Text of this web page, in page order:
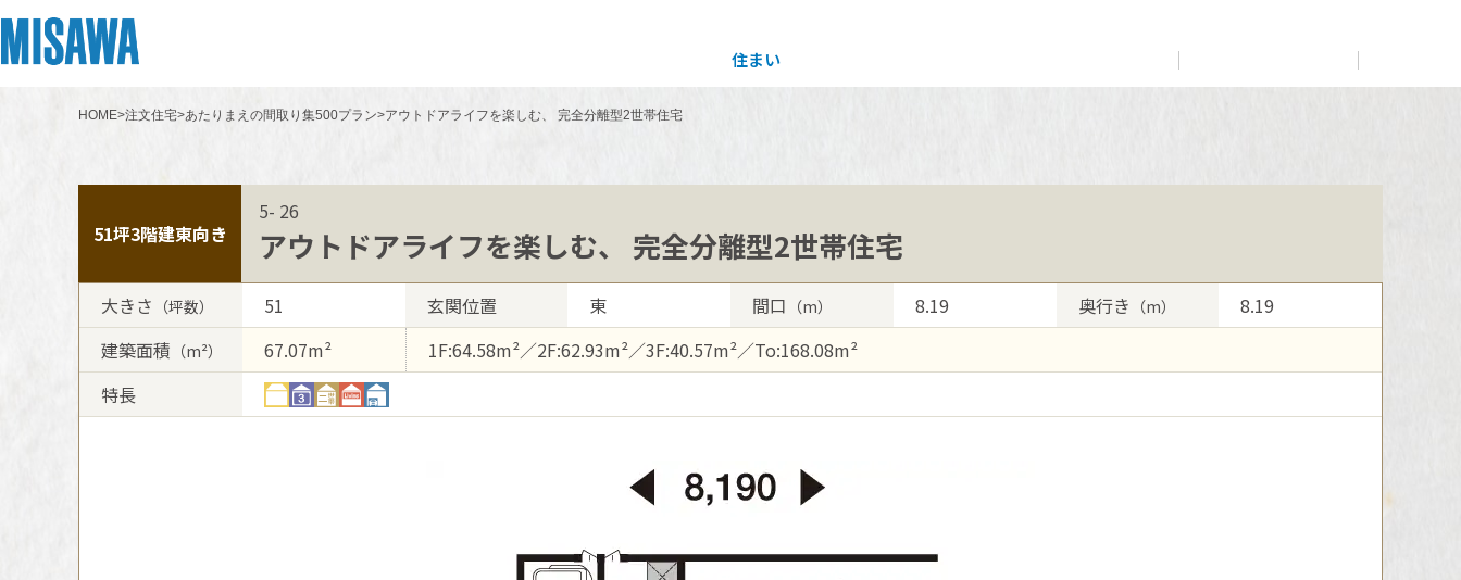
住まい
[注文住宅]
商品ラインアップ
デザイン
テクノロジー（住まいの性能）
建築事例・建築実例
分譲住宅（建売・土地）検索
中古住宅検索
スムストック検索
分譲マンション検索
[MISAWA RELAY]
住まいの売却
多彩な動画やこだわりが詰まった建築実例、注目の最新情
報など、住まいづくりを楽しく学べるデジタルラウンジで
個人のお客さま
賃貸住宅
賃貸併用住宅
店舗・各種施設
土地活用モデルルーム見学
企業不動産活用（CRE）戦略
社宅建築
医療・介護・子育て・障がい福祉施設
土地活用の基礎から長期安定経営を目指すオーナー様ま
で、賃貸経営に役立つ多彩な情報を幅広くお届けします。
ホームラウンジ 土地活用・賃貸経営
戸建て・マンション
ミサワリフォームとは
リフォームの流れ
リフォームメニュー
リフォーム事例
事業用リノベーション
ホテル・旅館リフォーム
実例動画や基礎知識、収納の工夫など、理想の住まいを叶
えるリフォームの具体策とアイデアを豊富にご用意してい
複合開発・投資開発
複合開発事業（ASMACI-アスマチ-）
再開発・官民連携事業
分譲マンション開発事業
収益不動産・投資開発事業
事業用地・事業用建物
分譲用地
すべてのフィールドに新しい価値をデザインし、持続可能
な未来志向のまちづくりを実現していきます。
サポートメニュー
住まいるりんぐ（ロングサポート）
保証制度
アフターメンテナンス
ミサワリフォーム
お客様センター
ミサワホームオーナーさま・リフォーム工事ご契約者さま
とミサワホームを結ぶコミュニケーションサイト。お得・
企業・IR
ニュース
MISAWAについて
ミサワホームグループ
IR情報
新卒者採用
中途採用
障がい者採用
HOME>注文住宅>あたりまえの間取り集500プラン>アウトドアライフを楽しむ、 完全分離型2世帯住宅
51坪3階建東向き
5- 26
アウトドアライフを楽しむ、 完全分離型2世帯住宅
大きさ （坪数） 51 玄関位置 東 間口 （m） 8.19 奥行き （m）
8.19
建築面積 （m²） 67.07m²
1F:64.58m²／2F:62.93m²／3F:40.57m²／To:168.08m²
特長